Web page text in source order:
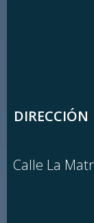
DIRECCIÓN
Calle La